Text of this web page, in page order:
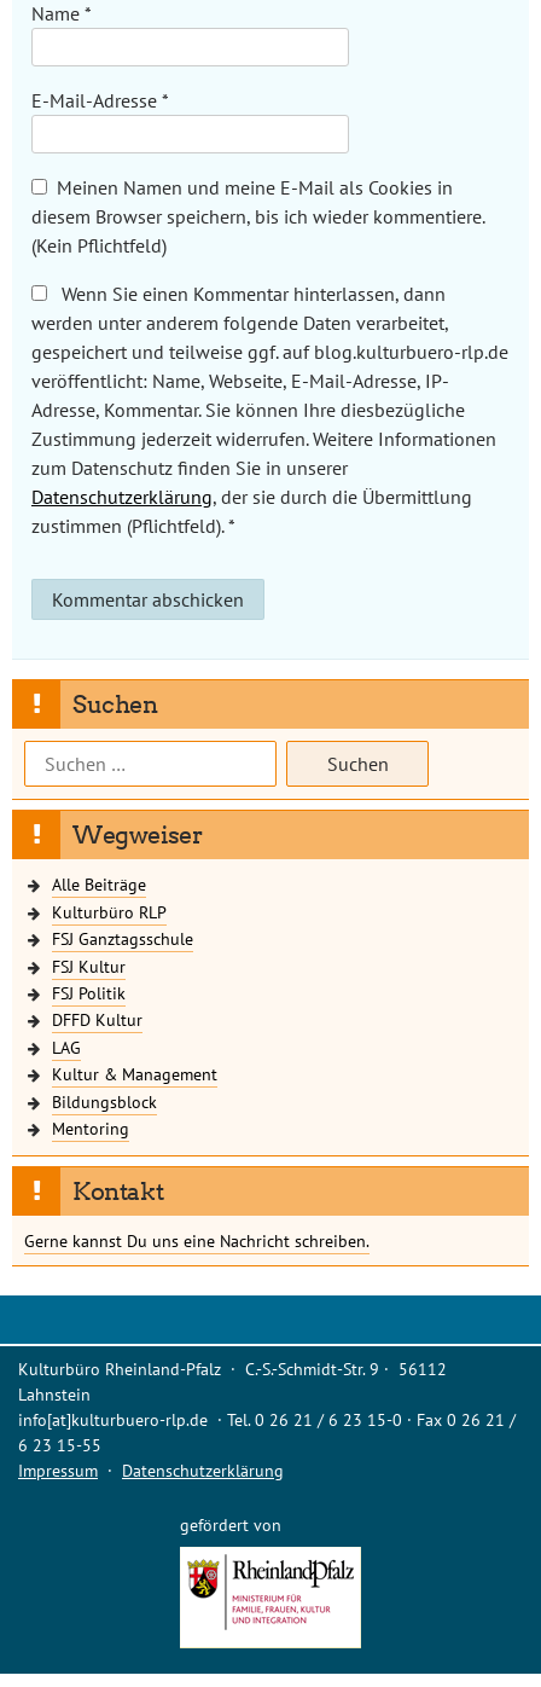
Name *
E-Mail-Adresse *
Meinen Namen und meine E-Mail als Cookies in
diesem Browser speichern, bis ich wieder kommentiere.
(Kein Pflichtfeld)
Wenn Sie einen Kommentar hinterlassen, dann
werden unter anderem folgende Daten verarbeitet,
gespeichert und teilweise ggf. auf blog.kulturbuero-rlp.de
veröffentlicht: Name, Webseite, E-Mail-Adresse, IP-
Adresse, Kommentar. Sie können Ihre diesbezügliche
Zustimmung jederzeit widerrufen. Weitere Informationen
zum Datenschutz finden Sie in unserer
Datenschutzerklärung, der sie durch die Übermittlung
zustimmen (Pflichtfeld).*
Suchen
Suchen
nach:
Wegweiser
Alle Beiträge
Kulturbüro RLP
FSJ Ganztagsschule
FSJ Kultur
FSJ Politik
DFFD Kultur
LAG
Kultur & Management
Bildungsblock
Mentoring
Kontakt
Gerne kannst Du uns eine Nachricht schreiben.
Kulturbüro Rheinland-Pfalz · C.-S.-Schmidt-Str. 9 · 56112
Lahnstein
info[at]kulturbuero-rlp.de · Tel. 0 26 21 / 6 23 15-0 · Fax 0 26 21 /
6 23 15-55
Impressum · Datenschutzerklärung
gefördert von